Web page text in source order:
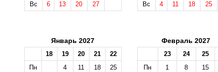
Вс
6 13 20 27
Вс
4 11 18 25
Январь 2027
18 19 20 21
22
Пн
4 11 18
25
Февраль 2027
23 24
25
Пн
1 8
15